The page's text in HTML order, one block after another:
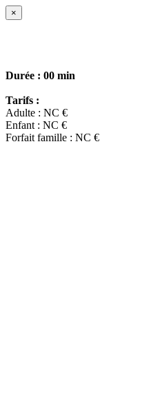
×
Durée : 00 min
Tarifs :
Adulte : NC €
Enfant : NC €
Forfait famille : NC €